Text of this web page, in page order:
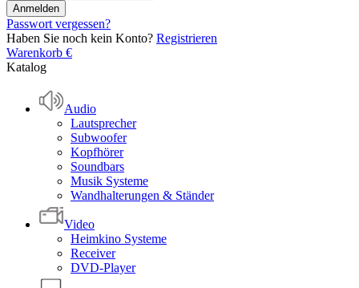
Passwort vergessen?
Haben Sie noch kein Konto? Registrieren
Warenkorb €
Katalog
Audio
Lautsprecher
Subwoofer
Kopfhörer
Soundbars
Musik Systeme
Wandhalterungen & Ständer
Video
Heimkino Systeme
Receiver
DVD-Player